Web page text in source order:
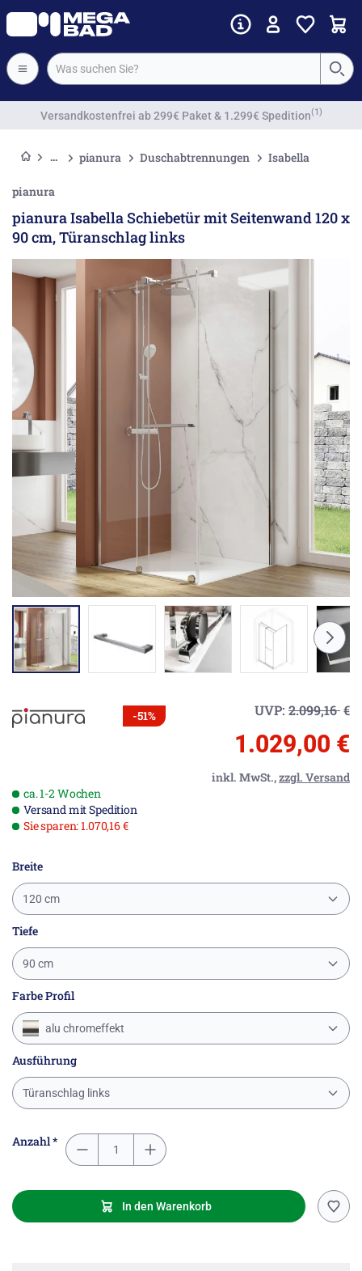
Vorkassenrabatt
pianura Duschabtrennungen Isabella
pianura
pianura Isabella Schiebetür mit Seitenwand 120 x
90 cm, Türanschlag links
-51% UVP: 2.099,16€
1.029,00 €
inkl. MwSt.,zzgl. Versand
ca. 1-2 Wochen
Versand mit Spedition
Sie sparen: 1.070,16 €
Breite
120 cm
Tiefe
90 cm
Farbe Profil
alu chromeffekt
Ausführung
Türanschlag links
Anzahl *
In den Warenkorb